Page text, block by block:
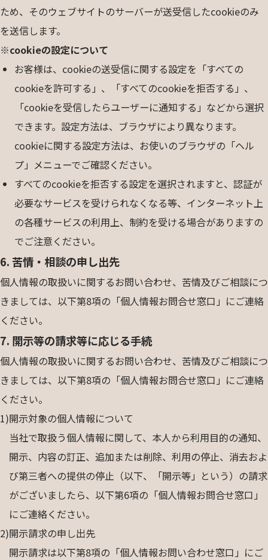
ため、そのウェブサイトのサーバーが送受信したcookieのみ
を送信します。
※cookieの設定について
お客様は、cookieの送受信に関する設定を「すべての
cookieを許可する」、「すべてのcookieを拒否する」、
「cookieを受信したらユーザーに通知する」などから選択
できます。設定方法は、ブラウザにより異なります。
cookieに関する設定方法は、お使いのブラウザの「ヘル
プ」メニューでご確認ください。
すべてのcookieを拒否する設定を選択されますと、認証が
必要なサービスを受けられなくなる等、インターネット上
の各種サービスの利用上、制約を受ける場合がありますの
でご注意ください。
6. 苦情・相談の申し出先
個人情報の取扱いに関するお問い合わせ、苦情及びご相談につ
きましては、以下第8項の「個人情報お問合せ窓口」にご連絡
ください。
7. 開示等の請求等に応じる手続
個人情報の取扱いに関するお問い合わせ、苦情及びご相談につ
きましては、以下第8項の「個人情報お問合せ窓口」にご連絡
ください。
1)開示対象の個人情報について
当社で取扱う個人情報に関して、本人から利用目的の通知、
開示、内容の訂正、追加または削除、利用の停止、消去およ
び第三者への提供の停止（以下、「開示等」という）の請求
がございましたら、以下第6項の「個人情報お問合せ窓口」
にご連絡ください。
2)開示請求の申し出先
開示請求は以下第8項の「個人情報お問い合わせ窓口」にご